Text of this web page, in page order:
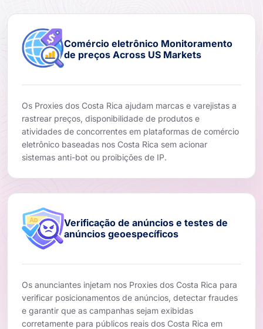
Comércio eletrônico Monitoramento
de preços Across US Markets
Os Proxies dos Costa Rica ajudam marcas e varejistas a
rastrear preços, disponibilidade de produtos e
atividades de concorrentes em plataformas de comércio
eletrônico baseadas nos Costa Rica sem acionar
sistemas anti-bot ou proibições de IP.
Verificação de anúncios e testes de
anúncios geoespecíficos
Os anunciantes injetam nos Proxies dos Costa Rica para
verificar posicionamentos de anúncios, detectar fraudes
e garantir que as campanhas sejam exibidas
corretamente para públicos reais dos Costa Rica em